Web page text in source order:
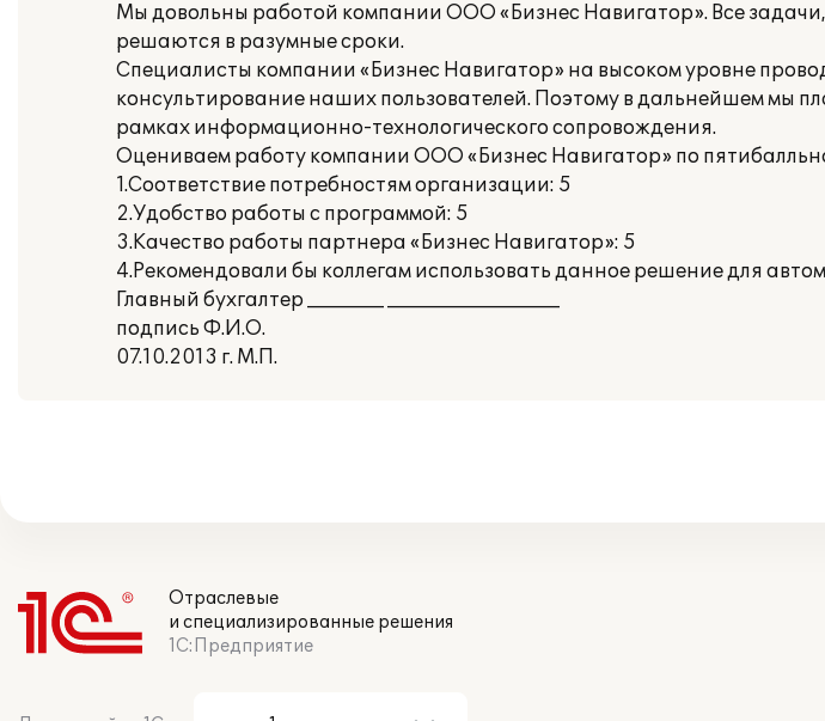
Мы довольны работой компании ООО «Бизнес Навигатор». Все
решаются в разумные сроки.
Специалисты компании «Бизнес Навигатор» на высоком уровне
консультирование наших пользователей. Поэтому в дальнейшем мы
рамках информационно-технологического сопровождения.
Оцениваем работу компании ООО «Бизнес Навигатор» по
1.Соответствие потребностям организации: 5
2.Удобство работы с программой: 5
3.Качество работы партнера «Бизнес Навигатор»: 5
4.Рекомендовали бы коллегам использовать данное решение для
Главный бухгалтер ________ __________________
подпись Ф.И.О.
07.10.2013 г. М.П.
Отраслевые
и специализированные решения
1С:Предприятие